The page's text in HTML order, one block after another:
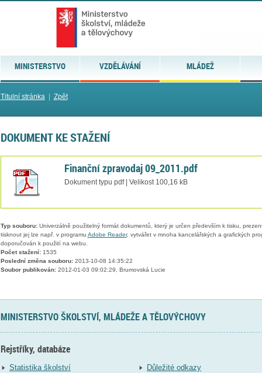
MINISTERSTVO VZDĚLÁVÁNÍ MLÁDEŽ
Titulní stránka| Zpět
DOKUMENT KE STAŽENÍ
Finanční zpravodaj 09_2011.pdf
Dokument typu pdf | Velikost 100,16 kB
Typ souboru:Univerzálně použitelný formát dokumentů, který je určen především k tisku,
tisknout jej lze např. v programu Adobe Reader, vytvářet v mnoha kancelářských a grafických
doporučován k použití na webu.
Počet stažení:1535
Poslední změna souboru:2013-10-08 14:35:22
Soubor publikován:2012-01-03 09:02:29, Brumovská Lucie
MINISTERSTVO ŠKOLSTVÍ, MLÁDEŽE A TĚLOVÝCHOVY
Rejstříky, databáze
Statistika školství
Důležité odkazy